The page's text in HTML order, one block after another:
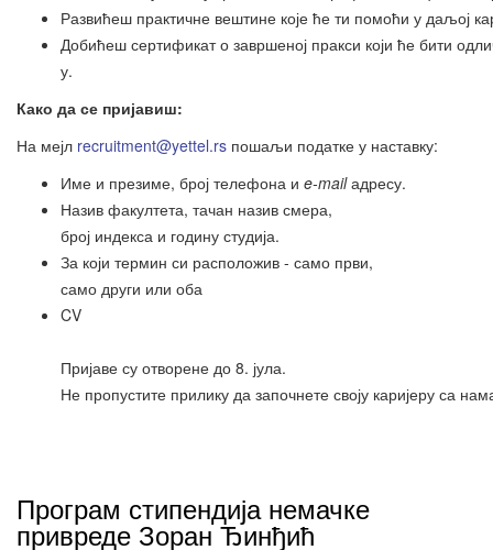
Развићеш практичне вештине које ће ти помоћи у даљој
Добићеш сертификат о завршеној пракси који ће бити
у.
Како да се пријавиш:
На мејл recruitment@yettel.rs пошаљи податке у наставку:
Име и презиме, број телефона и e-mailадресу.
Назив факултета, тачан назив смера,
број индекса и годину студија.
За који термин си расположив - само први,
само други или оба
CV
Пријаве су отворене до 8. јула.
Не пропустите прилику да започнете своју каријеру са
Програм стипендија немачке
привреде Зоран Ђинђић